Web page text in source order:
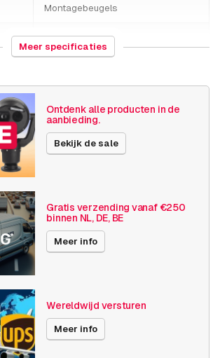
Montagebeugels
761699
208 x 100 x 78 millimeters
Pendant kit
Meer specificaties
Ontdenk alle producten in de
aanbieding.
Bekijk de sale
Gratis verzending vanaf €250
binnen NL, DE, BE
Meer info
Wereldwijd versturen
Meer info